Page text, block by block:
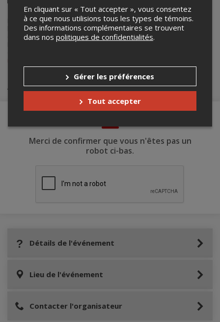
Facebook Linkedin PinterestEnvoyer
par
courriel
Lepointdevente.com agit à titre de mandataire pour Le King Hall
le cadre de l’affichage en ligne et la vente de billets pour ses
événements.
Pour plus d’information à propos de cet événement, veuillez
Achat de billets
Merci de confirmer que vous n'êtes pas un
robot ci-bas.
Détails de l'événement
Lieu de l'événement
Contacter l'organisateur
En cliquant sur « Tout accepter », vous consentez
à ce que nous utilisions tous les types de témoins.
Des informations complémentaires se trouvent
dans nos politiques de confidentialités.
Gérer les préférences
Tout accepter